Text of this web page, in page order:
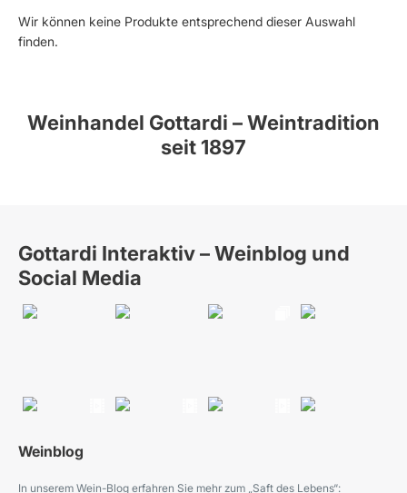
Wir können keine Produkte entsprechend dieser Auswahl
finden.
Weinhandel Gottardi – Weintradition
seit 1897
Gottardi Interaktiv – Weinblog und
Social Media
Weinblog
In unserem Wein-Blog erfahren Sie mehr zum „Saft des Lebens“: